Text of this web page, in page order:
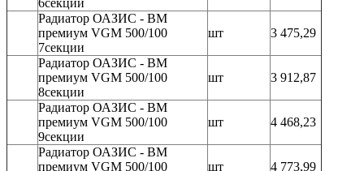
Радиатор ОАЗИС - BM
премиум VGM 500/100
7секции
шт 3 475,29
Радиатор ОАЗИС - BM
премиум VGM 500/100
8секции
шт 3 912,87
Радиатор ОАЗИС - BM
премиум VGM 500/100
9секции
шт 4 468,23
Радиатор ОАЗИС - BM
премиум VGM 500/100
шт 4 773,99